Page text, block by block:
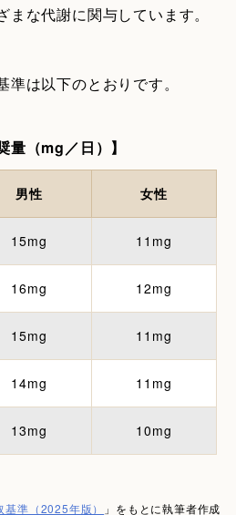
な代謝に関与しています。
は以下のとおりです。
量（mg／日）】
男性 女性
15mg 11mg
16mg 12mg
15mg 11mg
14mg 11mg
13mg 10mg
準（2025年版） 」をもとに執筆者作成